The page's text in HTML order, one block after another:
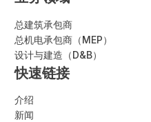
总建筑承包商
总机电承包商（MEP）
设计与建造（D&B）
快速链接
介绍
新闻